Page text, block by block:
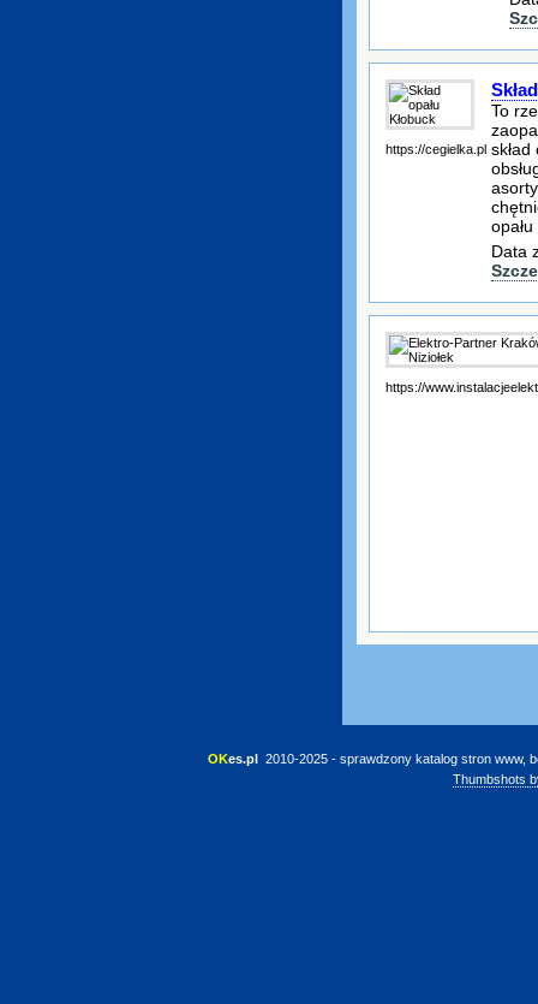
https://cegielka.pl
To
Data
https://
OKes.pl
 2010-2025 - sprawdzony katalog stron www,
Thumbshots